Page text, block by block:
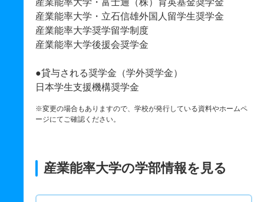
産業能率大学・富士通（株）育英基金奨学金
産業能率大学・立石信雄外国人留学生奨学金
産業能率大学奨学留学制度
産業能率大学後援会奨学金
●貸与される奨学金（学外奨学金）
日本学生支援機構奨学金
※変更の場合もありますので、学校が発行している資料やホームペ
ージにてご確認ください。
産業能率大学の学部情報を見る